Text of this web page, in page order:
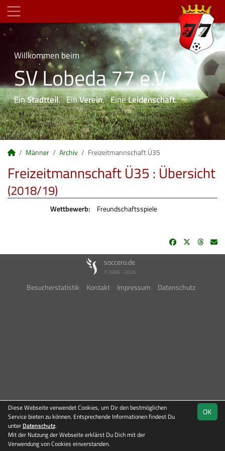
Willkommen beim
SV Lobeda 77 e.V.
EinStadtteil. EinVerein. EineLeidenschaft.
Männer Archiv Freizeitmannschaft Ü35
Team
Freizeitmannschaft Ü35 : Übersicht
(2018/19)
Wettbewerb: Freundschaftsspiele
soccero.de
© 2006 - 2026
Besucherstatistik Kontakt Impressum Datenschutz
OK
Diese Webseite verwendet Cookies, um Dir den bestmöglichen
Service bieten zu können. Entsprechende Informationen findest Du
unter Datenschutz.
Mit der Nutzung der Webseite erklärst Du Dich mit der
Verwendung von Cookies einverstanden.